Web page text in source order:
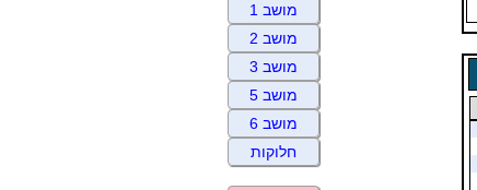
מושב 1
מושב 2
מושב 3
מושב 5
מושב 6
חלוקות